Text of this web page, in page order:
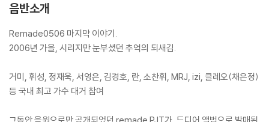
음반소개
Remade0506 마지막 이야기.
2006년 가을, 시리지만 눈부셨던 추억의 되새김.
거미, 휘성, 정재욱, 서영은, 김경호, 란, 소찬휘, MRJ, izi, 클레오(채은정)
등 국내 최고 가수 대거 참여